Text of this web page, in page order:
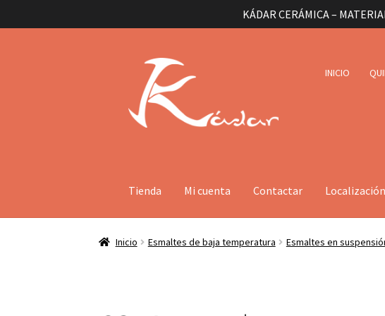
KÁDAR CERÁMICA –
navegación
contenido
INICIO
Tienda Mi cuenta Contactar Localización
Inicio Esmaltes de baja temperatura Esmaltes en